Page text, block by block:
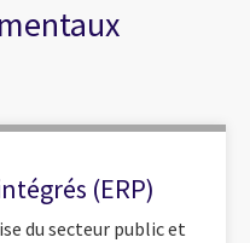
(ERP)
du secteur public et